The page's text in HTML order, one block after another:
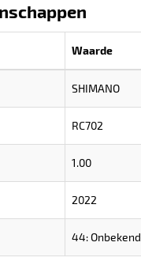
Waarde
SHIMANO
RC702
1.00
2022
44: Onbekend